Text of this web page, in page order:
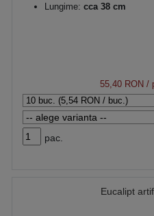
Lungime: cca 38 cm
55,40 RON /
pac.
Eucalipt